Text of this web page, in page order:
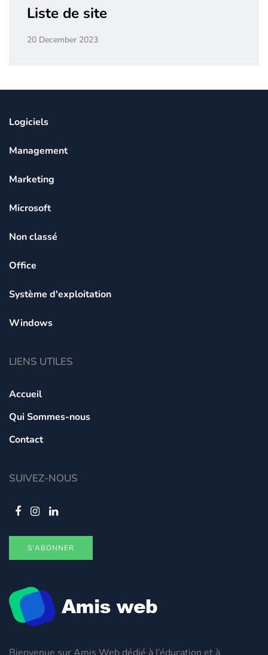
Liste de site
20 December 2023
Bienvenue sur Amis Web dédié à l’éducation et à
Logiciels
Management
Marketing
Microsoft
Non classé
Office
Système d'exploitation
Windows
LIENS UTILES
Accueil
Qui Sommes-nous
Contact
SUIVEZ-NOUS
S'ABONNER